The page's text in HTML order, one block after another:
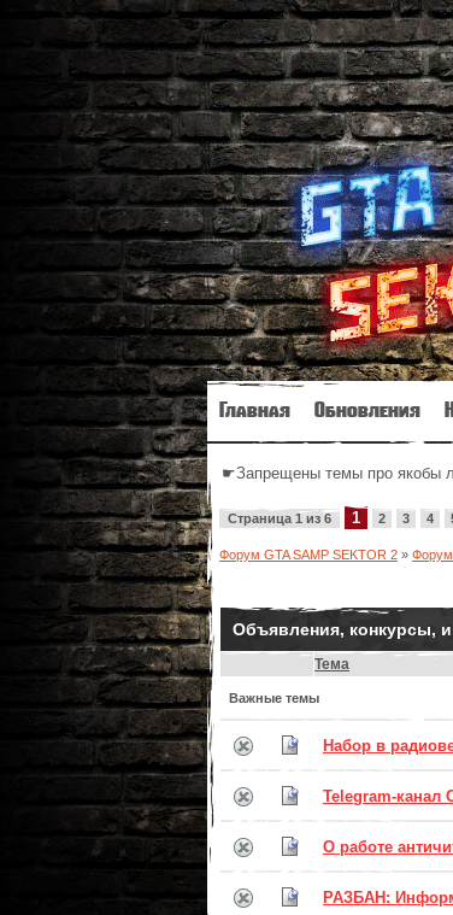
Главная Обновления
☛Запрещены темы про якобы
Страница 1 из 6 1 2 3 4
Форум GTA SAMP SEKTOR 2 » Форум
Объявления, конкурсы,
Тема
Важные темы
Набор в
Telegram-канал
О работе
РАЗБАН: